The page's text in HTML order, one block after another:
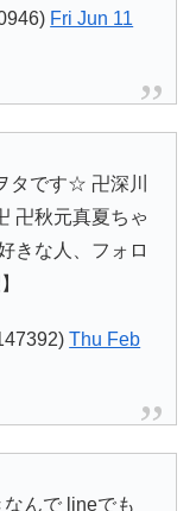
Fri Jun 11
タです☆ 卍深川
卍秋元真夏ちゃ
きな人、フォロ
Thu Feb
んで lineでも